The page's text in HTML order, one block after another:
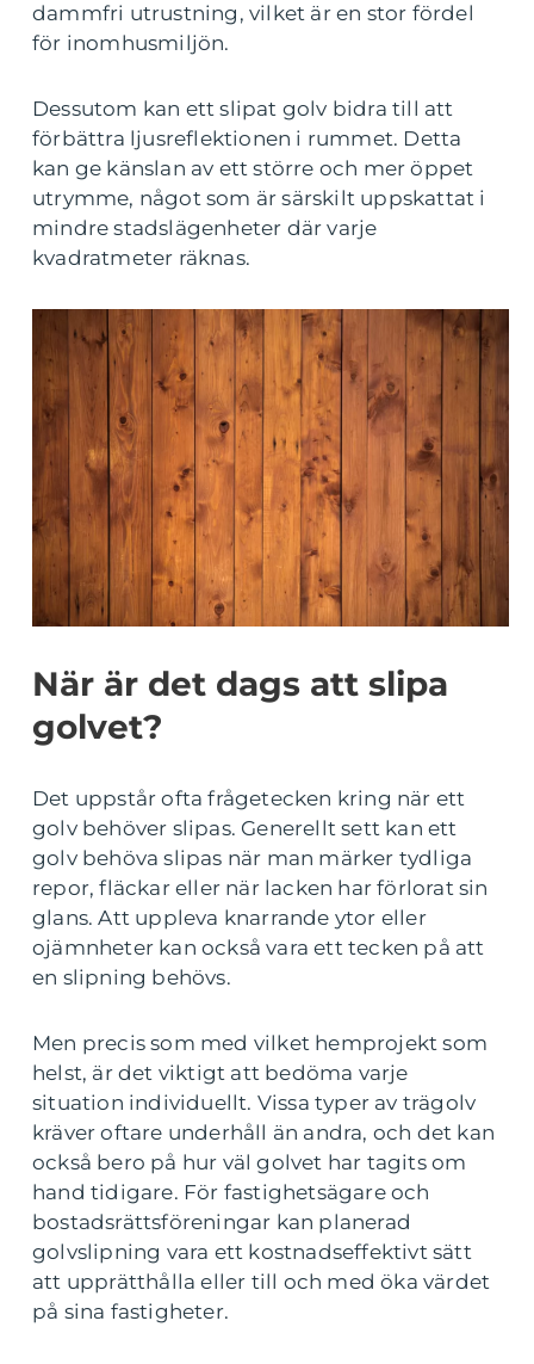
dammfri utrustning, vilket är en stor fördel
för inomhusmiljön.
Dessutom kan ett slipat golv bidra till att
förbättra ljusreflektionen i rummet. Detta
kan ge känslan av ett större och mer öppet
utrymme, något som är särskilt uppskattat i
mindre stadslägenheter där varje
kvadratmeter räknas.
När är det dags att slipa
golvet?
Det uppstår ofta frågetecken kring när ett
golv behöver slipas. Generellt sett kan ett
golv behöva slipas när man märker tydliga
repor, fläckar eller när lacken har förlorat sin
glans. Att uppleva knarrande ytor eller
ojämnheter kan också vara ett tecken på att
en slipning behövs.
Men precis som med vilket hemprojekt som
helst, är det viktigt att bedöma varje
situation individuellt. Vissa typer av trägolv
kräver oftare underhåll än andra, och det kan
också bero på hur väl golvet har tagits om
hand tidigare. För fastighetsägare och
bostadsrättsföreningar kan planerad
golvslipning vara ett kostnadseffektivt sätt
att upprätthålla eller till och med öka värdet
på sina fastigheter.